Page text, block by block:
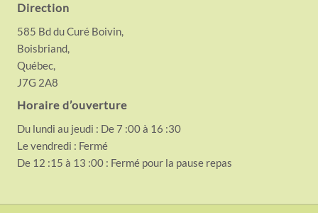
Direction
585 Bd du Curé Boivin,
Boisbriand,
Québec,
J7G 2A8
Horaire d’ouverture
Du lundi au jeudi : De 7 :00 à 16 :30
Le vendredi : Fermé
De 12 :15 à 13 :00 : Fermé pour la pause repas